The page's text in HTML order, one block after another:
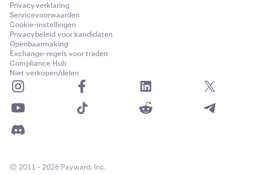
Privacyverklaring
Servicevoorwaarden
Cookie-instellingen
Privacybeleid voor kandidaten
Openbaarmaking
Exchange-regels voor traden
Compliance Hub
Niet verkopen/delen
© 2011 - 2026 Payward, Inc.